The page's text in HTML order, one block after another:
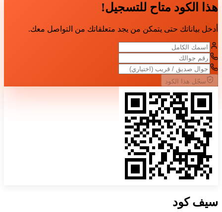
هذا الكود متاح للتسجيل!
أدخل بياناتك حتى يتمكن من يجد متعلقاتك من التواصل معك.
سجّل هذا الكود
سيفكود